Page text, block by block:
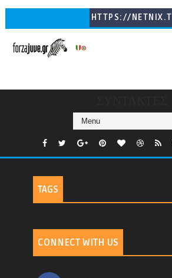
HTTPS://NETNIX.T
TAGS
CONNECT WITH US